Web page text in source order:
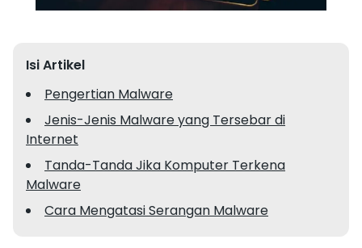
Isi Artikel
Pengertian Malware
Jenis-Jenis Malware yang Tersebar di
Internet
Tanda-Tanda Jika Komputer Terkena
Malware
Cara Mengatasi Serangan Malware